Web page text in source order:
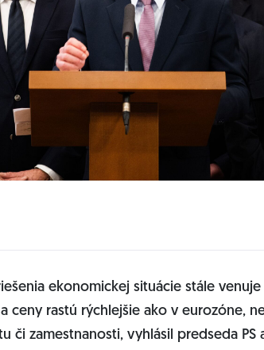
ekonomickej situácie stále
ceny rastú rýchlejšie ako v eurozóne,
či zamestnanosti, vyhlásil predseda PS